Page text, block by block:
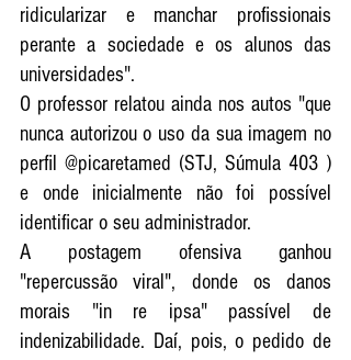
ridicularizar e manchar profissionais
perante a sociedade e os alunos das
universidades".
O professor relatou ainda nos autos "que
nunca autorizou o uso da sua imagem no
perfil @picaretamed (STJ, Súmula 403 )
e onde inicialmente não foi possível
identificar o seu administrador.
A postagem ofensiva ganhou
"repercussão viral", donde os danos
morais "in re ipsa" passível de
indenizabilidade. Daí, pois, o pedido de